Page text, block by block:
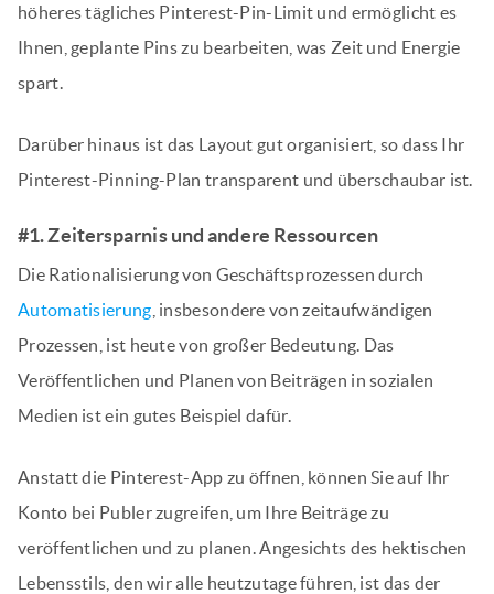
höheres tägliches Pinterest-Pin-Limit und ermöglicht es
Ihnen, geplante Pins zu bearbeiten, was Zeit und Energie
spart.
Darüber hinaus ist das Layout gut organisiert, so dass Ihr
Pinterest-Pinning-Plan transparent und überschaubar ist.
#1. Zeitersparnis und andere Ressourcen
Die Rationalisierung von Geschäftsprozessen durch
Automatisierung , insbesondere von zeitaufwändigen
Prozessen, ist heute von großer Bedeutung. Das
Veröffentlichen und Planen von Beiträgen in sozialen
Medien ist ein gutes Beispiel dafür.
Anstatt die Pinterest-App zu öffnen, können Sie auf Ihr
Konto bei Publer zugreifen, um Ihre Beiträge zu
veröffentlichen und zu planen. Angesichts des hektischen
Lebensstils, den wir alle heutzutage führen, ist das der